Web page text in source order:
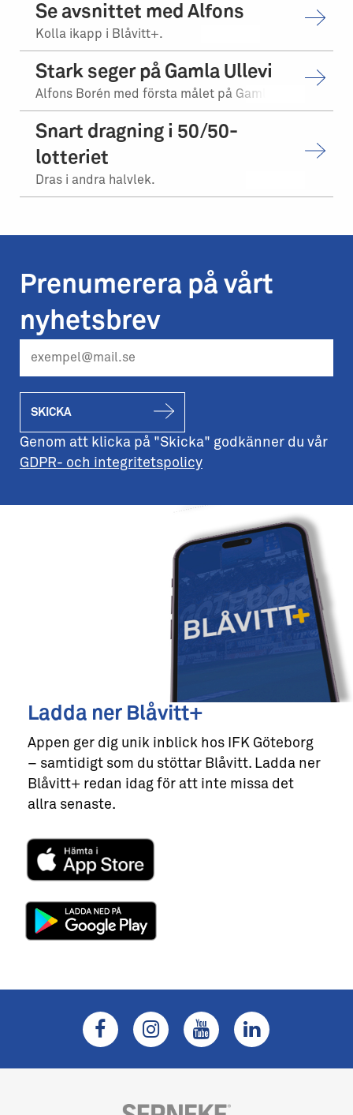
Se avsnittet med Alfons
Kolla ikapp i Blåvitt+.
Stark seger på Gamla Ullevi
Snart dragning i 50/50-
lotteriet
Dras i andra halvlek.
Prenumerera på vårt
nyhetsbrev
SKICKA
Genom att klicka på "Skicka" godkänner du vår
GDPR- och integritetspolicy
Ladda ner Blåvitt+
Appen ger dig unik inblick hos IFK Göteborg
– samtidigt som du stöttar Blåvitt. Ladda ner
Blåvitt+ redan idag för att inte missa det
allra senaste.